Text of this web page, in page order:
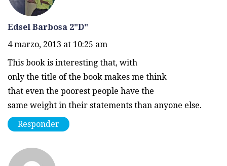
Edsel Barbosa 2"D"
4 marzo, 2013 at 10:25 am
This book is interesting that, with
only the title of the book makes me think
that even the poorest people have the
same weight in their statements than anyone else.
Responder